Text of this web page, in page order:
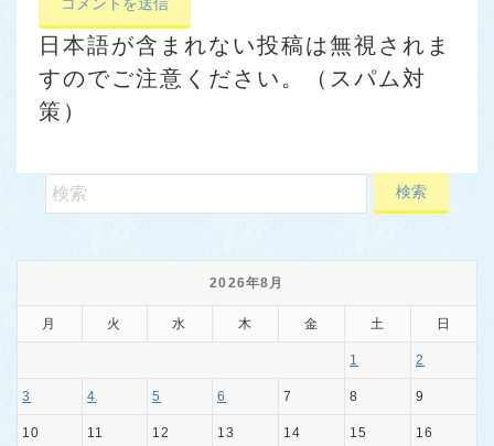
日本語が含まれない投稿は無視されま
すのでご注意ください。（スパム対
策）
2026年8月
月 火 水 木 金 土 日
1 2
3 4 5 6 7 8 9
10 11 12 13 14 15 16